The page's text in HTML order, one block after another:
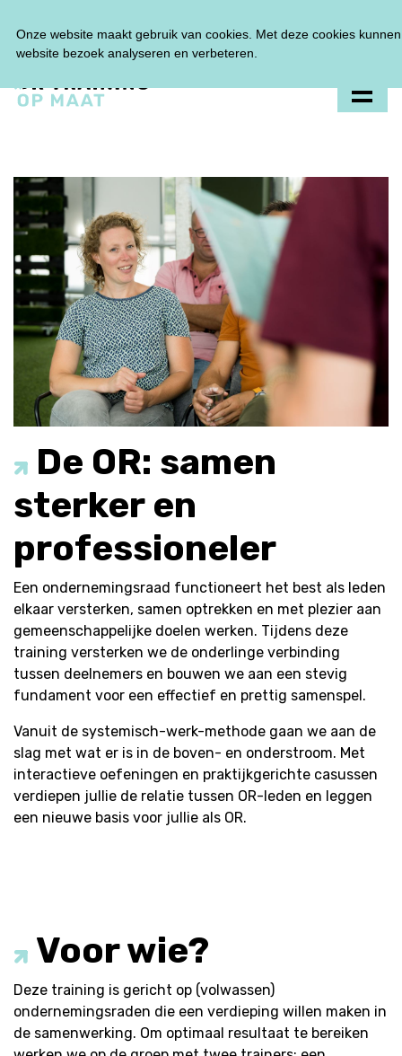
De OR: samen
sterker en
professioneler
Een ondernemingsraad functioneert het best als leden
elkaar versterken, samen optrekken en met plezier aan
gemeenschappelijke doelen werken. Tijdens deze
training versterken we de onderlinge verbinding
tussen deelnemers en bouwen we aan een stevig
fundament voor een effectief en prettig samenspel.
Vanuit de systemisch-werk-methode gaan we aan de
slag met wat er is in de boven- en onderstroom. Met
interactieve oefeningen en praktijkgerichte casussen
verdiepen jullie de relatie tussen OR-leden en leggen
een nieuwe basis voor jullie als OR.
Voor wie?
Deze training is gericht op (volwassen)
ondernemingsraden die een verdieping willen maken in
de samenwerking. Om optimaal resultaat te bereiken
Onze website maakt gebruik van cookies. Met deze cookies
website bezoek analyseren en verbeteren.